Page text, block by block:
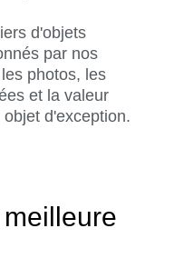
d'objets
par nos
photos, les
et la valeur
d'exception.